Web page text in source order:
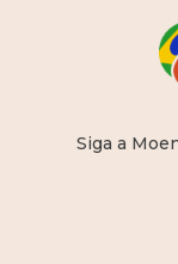
Siga a